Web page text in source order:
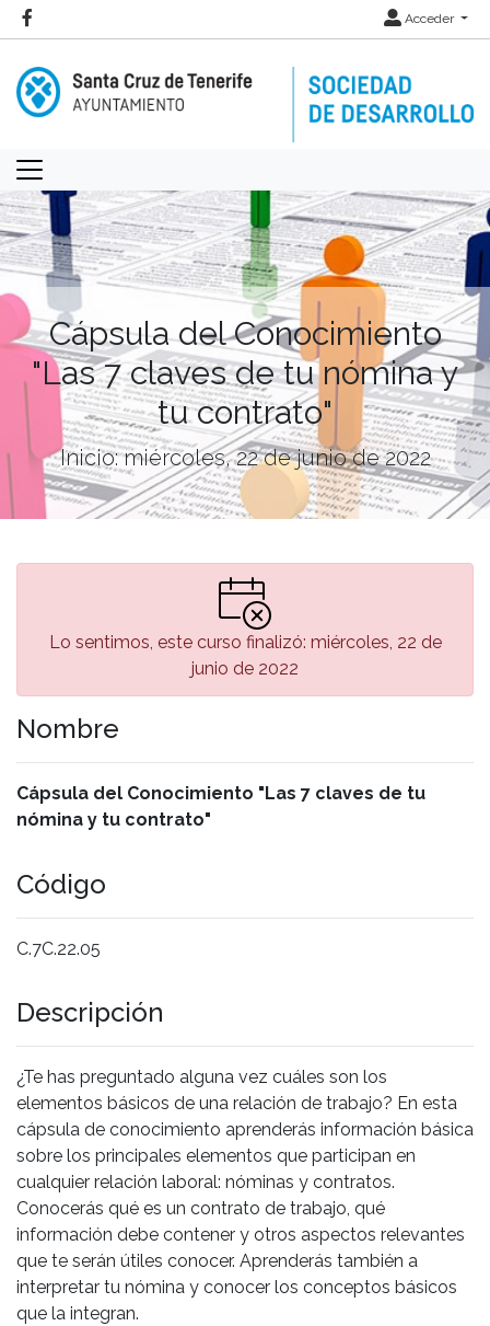
Acceder
Cápsula del Conocimiento
"Las 7 claves de tu nómina y
tu contrato"
Inicio: miércoles, 22 de junio de 2022
Lo sentimos, este curso finalizó: miércoles, 22 de
junio de 2022
Nombre
Cápsula del Conocimiento "Las 7 claves de tu
nómina y tu contrato"
Código
C.7C.22.05
Descripción
¿Te has preguntado alguna vez cuáles son los
elementos básicos de una relación de trabajo? En esta
cápsula de conocimiento aprenderás información básica
sobre los principales elementos que participan en
cualquier relación laboral: nóminas y contratos.
Conocerás qué es un contrato de trabajo, qué
información debe contener y otros aspectos relevantes
que te serán útiles conocer. Aprenderás también a
interpretar tu nómina y conocer los conceptos básicos
que la integran.